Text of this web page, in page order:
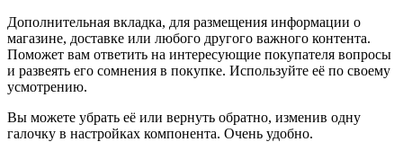
Дополнительная вкладка, для размещения информации о
магазине, доставке или любого другого важного контента.
Поможет вам ответить на интересующие покупателя вопросы
и развеять его сомнения в покупке. Используйте её по своему
усмотрению.
Вы можете убрать её или вернуть обратно, изменив одну
галочку в настройках компонента. Очень удобно.